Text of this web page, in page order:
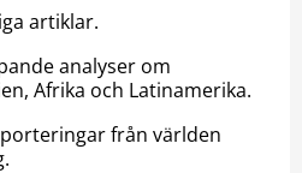
artiklar.
analyser om
Afrika och Latinamerika.
från världen